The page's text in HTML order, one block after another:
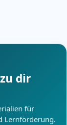
dir
für
Lernförderung.